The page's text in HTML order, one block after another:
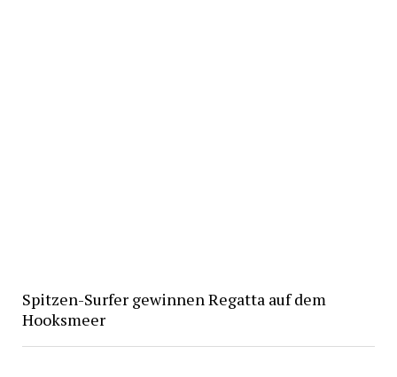
Spitzen-Surfer gewinnen Regatta auf dem
Hooksmeer